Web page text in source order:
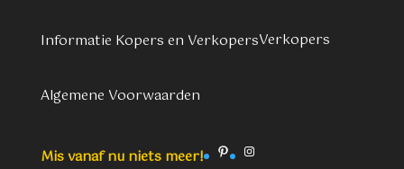
Informatie Kopers en VerkopersVerkopers
Algemene Voorwaarden
Mis vanaf nu niets meer! PinterestInstagram